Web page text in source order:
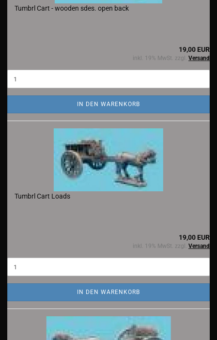
Tumbrl Cart - wooden sdes. open back
19,00 EUR
inkl. 19% MwSt. zzgl. Versand
IN DEN WARENKORB
Tumbrl Cart Loads
19,00 EUR
inkl. 19% MwSt. zzgl. Versand
IN DEN WARENKORB